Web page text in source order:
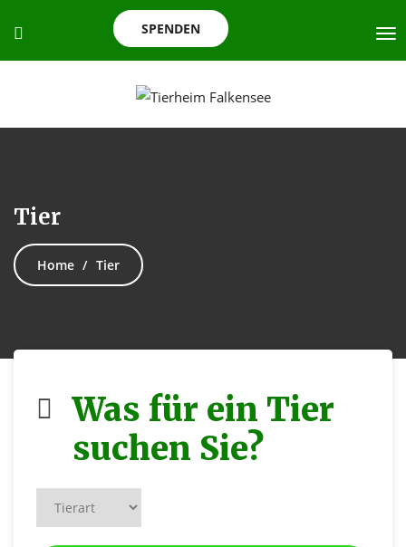
SPENDEN
Tier
Home Tier
Was für ein Tier
suchen Sie?